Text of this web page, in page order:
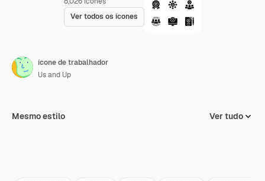
Ver todos os ícones
ícone de trabalhador
Us and Up
Mesmo estilo Ver tudo